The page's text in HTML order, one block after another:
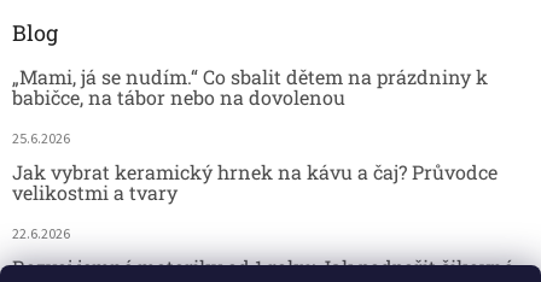
Blog
„Mami, já se nudím.“ Co sbalit dětem na prázdniny k
babičce, na tábor nebo na dovolenou
25.6.2026
Jak vybrat keramický hrnek na kávu a čaj? Průvodce
velikostmi a tvary
22.6.2026
Rozvoj jemné motoriky od 1 roku: Jak podpořit šikovné